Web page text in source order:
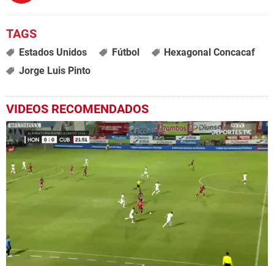
Estados Unidos Fútbol
Hexagonal Concacaf
Jorge Luis Pinto
VIDEOS RECOMENDADOS